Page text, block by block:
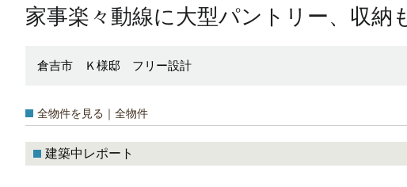
家事楽々動線に大型パントリー、収納
倉吉市 Ｋ様邸 フリー設計
全物件を見る｜全物件
建築中レポート